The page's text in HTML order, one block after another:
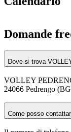
Domande
Dove si trova
VOLLEY
24066 Pedrengo
Come posso